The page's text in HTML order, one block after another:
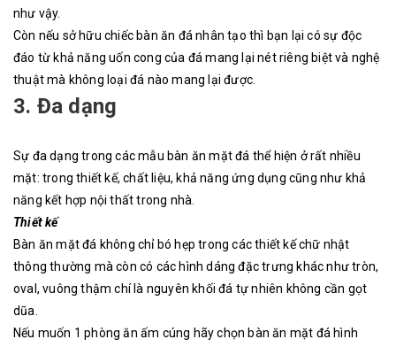
như vậy.
Còn nếu sở hữu chiếc bàn ăn đá nhân tạo thì bạn lại có sự độc
đáo từ khả năng uốn cong của đá mang lại nét riêng biệt và nghệ
thuật mà không loại đá nào mang lại được.
3. Đa dạng
Sự đa dạng trong các mẫu bàn ăn mặt đá thể hiện ở rất nhiều
mặt: trong thiết kế, chất liệu, khả năng ứng dụng cũng như khả
năng kết hợp nội thất trong nhà.
Thiết kế
Bàn ăn mặt đá không chỉ bó hẹp trong các thiết kế chữ nhật
thông thường mà còn có các hình dáng đặc trưng khác như tròn,
oval, vuông thậm chí là nguyên khối đá tự nhiên không cần gọt
dũa.
Nếu muốn 1 phòng ăn ấm cúng hãy chọn bàn ăn mặt đá hình